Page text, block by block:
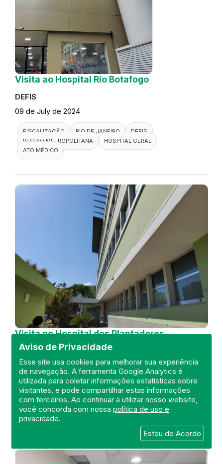
Aviso de Privacidade
Esse site usa cookies para melhorar sua experiência
de navegação. A ferramenta Google Analytics é
utilizada para coletar informações estatísticas sobre
visitantes, e pode compartilhar estas informações
com terceiros. Ao continuar a utilizar nosso website,
você concorda com nossapolítica de uso e
privacidade.
Estou de Acordo
Visita ao Hospital Rio Botafogo
DEFIS
09 de July de 2024
FISCALIZAÇÃO RIO DE JANEIRO
DEFIS
REGIÃO METROPOLITANA
HOSPITAL GERAL
ATO MÉDICO
Visita no Hospital dos Plantadores
de Cana
DEFIS
04 de July de 2024
FISCALIZAÇÃO
RIO DE JANEIRO
HOSPITAL GERAL
ATO MÉDICO
REGIÃO NORTE